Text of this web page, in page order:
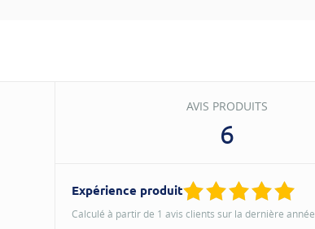
AVIS PRODUITS
6
Expérience produit
Calculé à partir de 1 avis clients sur la dernière année